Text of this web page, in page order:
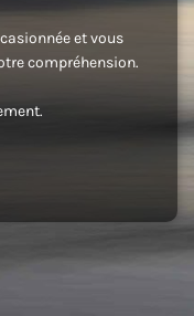
et vous
compréhension.